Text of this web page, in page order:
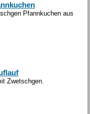
Pfannkuchen aus
Zwetschgen.